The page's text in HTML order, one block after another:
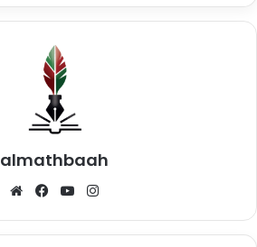
almathbaah
WebsiteFacebookYouTube